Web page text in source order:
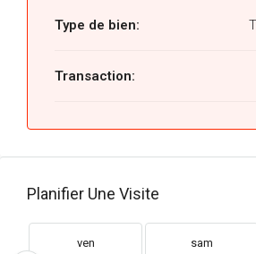
Type de bien:
Transaction:
Planifier Une Visite
ven sam